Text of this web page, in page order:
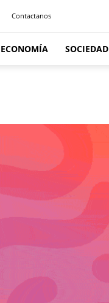
Contactanos
ECONOMÍA SOCIEDAD